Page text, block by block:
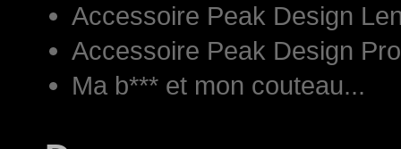
Accessoire Peak Design
Accessoire Peak Design
Ma b*** et mon couteau...